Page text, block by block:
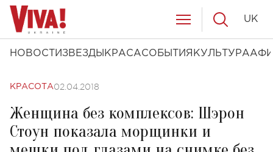
НОВОСТИ ЗВЕЗДЫ КРАСАСОБЫТИЯ КУЛЬТУРА
UK
КРАСОТА02.04.2018
Женщина без комплексов: Шэрон
Стоун показала морщинки и